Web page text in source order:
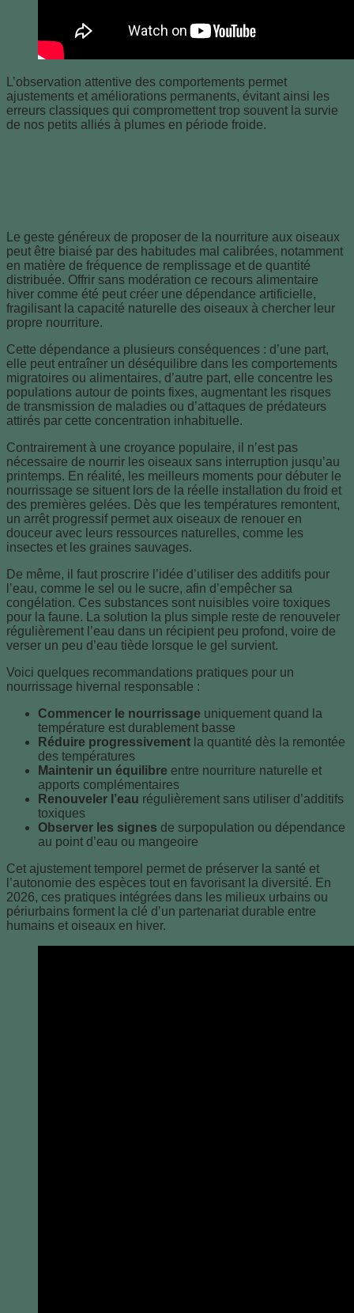
L’observation attentive des comportements permet
ajustements et améliorations permanents, évitant ainsi les
erreurs classiques qui compromettent trop souvent la survie
de nos petits alliés à plumes en période froide.
Le geste généreux de proposer de la nourriture aux oiseaux
peut être biaisé par des habitudes mal calibrées, notamment
en matière de fréquence de remplissage et de quantité
distribuée. Offrir sans modération ce recours alimentaire
hiver comme été peut créer une dépendance artificielle,
fragilisant la capacité naturelle des oiseaux à chercher leur
propre nourriture.
Cette dépendance a plusieurs conséquences : d’une part,
elle peut entraîner un déséquilibre dans les comportements
migratoires ou alimentaires, d’autre part, elle concentre les
populations autour de points fixes, augmentant les risques
de transmission de maladies ou d’attaques de prédateurs
attirés par cette concentration inhabituelle.
Contrairement à une croyance populaire, il n’est pas
nécessaire de nourrir les oiseaux sans interruption jusqu’au
printemps. En réalité, les meilleurs moments pour débuter le
nourrissage se situent lors de la réelle installation du froid et
des premières gelées. Dès que les températures remontent,
un arrêt progressif permet aux oiseaux de renouer en
douceur avec leurs ressources naturelles, comme les
insectes et les graines sauvages.
De même, il faut proscrire l’idée d’utiliser des additifs pour
l’eau, comme le sel ou le sucre, afin d’empêcher sa
congélation. Ces substances sont nuisibles voire toxiques
pour la faune. La solution la plus simple reste de renouveler
régulièrement l’eau dans un récipient peu profond, voire de
verser un peu d’eau tiède lorsque le gel survient.
Voici quelques recommandations pratiques pour un
nourrissage hivernal responsable :
Commencer le nourrissage uniquement quand la
température est durablement basse
Réduire progressivement la quantité dès la remontée
des températures
Maintenir un équilibre entre nourriture naturelle et
apports complémentaires
Renouveler l’eau régulièrement sans utiliser d’additifs
toxiques
Observer les signes de surpopulation ou dépendance
au point d’eau ou mangeoire
Cet ajustement temporel permet de préserver la santé et
l’autonomie des espèces tout en favorisant la diversité. En
2026, ces pratiques intégrées dans les milieux urbains ou
périurbains forment la clé d’un partenariat durable entre
humains et oiseaux en hiver.